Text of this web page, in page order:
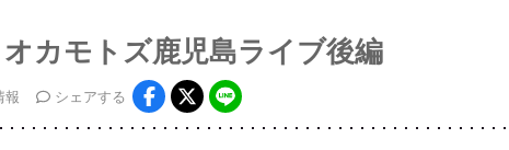
カモトズ鹿児島ライブ後編
報 シェアする